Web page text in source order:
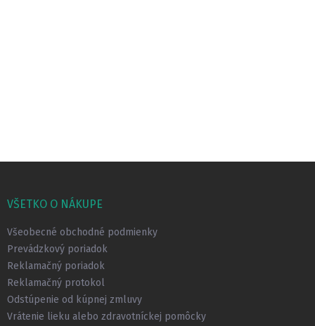
pVŠETKO O NÁKUPE
Všeobecné obchodné podmienky
Prevádzkový poriadok
Reklamačný poriadok
Reklamačný protokol
Odstúpenie od kúpnej zmluvy
Vrátenie lieku alebo zdravotníckej pomôcky